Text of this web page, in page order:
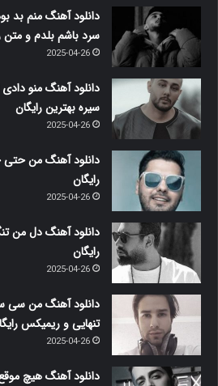
دانلود آهنگ منم بد
سرد باشم بلدم و متن
2025-04-26
دانلود آهنگ منو
سیره بهترین رایگان
2025-04-26
دانلود آهنگ من حتی
رایگان
2025-04-26
دانلود آهنگ دل من
رایگان
2025-04-26
دانلود آهنگ من سی
تنهایی و ریمیکس
2025-04-26
دانلود آهنگ هیچ